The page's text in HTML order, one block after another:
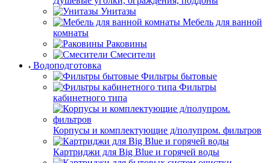
Унитазы
Мебель для ванной
комнаты
Раковины
Смесители
Водоподготовка
Фильтры бытовые
Фильтры
кабинетного типа
Корпусы и комплектующие д/полупром. фильтров
Картриджи для Big Blue и горячей воды